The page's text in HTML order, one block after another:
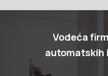
Vodeća
automatskih